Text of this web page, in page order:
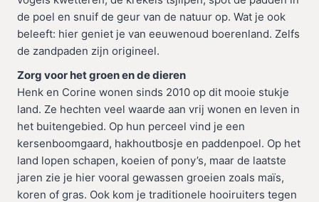
de poel en snuif de geur van de natuur op. Wat je ook
beleeft: hier geniet je van eeuwenoud boerenland. Zelfs
de zandpaden zijn origineel.
Zorg voor het groen en de dieren
Henk en Corine wonen sinds 2010 op dit mooie stukje
land. Ze hechten veel waarde aan vrij wonen en leven in
het buitengebied. Op hun perceel vind je een
kersenboomgaard, hakhoutbosje en paddenpoel. Op het
land lopen schapen, koeien of pony’s, maar de laatste
jaren zie je hier vooral gewassen groeien zoals maïs,
koren of gras. Ook kom je traditionele hooiruiters tegen